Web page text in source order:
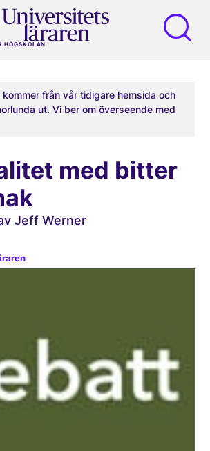
HÖGSKOLAN
kommer från vår tidigare hemsida och
ut. Vi ber om överseende med
med bitter
Jeff Werner